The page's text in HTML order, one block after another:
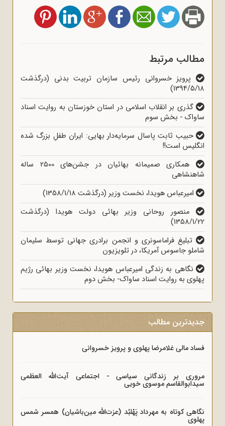
مطالب مرتبط
پرویز خسروانی رئیس سازمان تربیت بدنی (درگذشت
1394/5/18)
گذری بر انقلاب اسلامی در استان خوزستان به روایت اسناد
ساواک - بخش سوم
حبیب ثابت پاسال سرمایه‌دار بهایی: ایران طفلِ بزرگ شده
انگلیس است!!
همکاری صمیمانه بهائیان در جشن‌های 2500 ساله
شاهنشاهی
امیرعباس هویدا، نخست وزیر (درگذشت 1358/1/18)
منصور روحانی وزیر بهائی دولت هویدا (درگذشت
1358/1/22)
تبلیغ فراماسونری و انجمن برادری جهانی توسط سلیمان
شاملو جاسوس آمریکا، در تلویزیون
نگاهی به زندگی امیرعباس هویدا، نخست وزیر بهائی رژیم
پهلوی به روایت اسناد ساواک- بخش دوم
جدیدترین مطالب
فساد مالی غلامرضا پهلوی و پرویز خسروانی
مروری بر زندگانی سیاسی - اجتماعی آیت‌الله العظمی
سیدابوالقاسم موسوی خویی
نگاهی کوتاه به مهرداد پَهْلبُد (عزت‌الله مین‌باشیان) همسر شمس
پهلوی